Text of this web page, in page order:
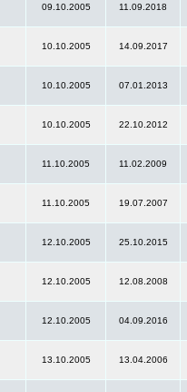
09.10.2005 11.09.2018
10.10.2005 14.09.2017
10.10.2005 07.01.2013
10.10.2005 22.10.2012
11.10.2005 11.02.2009
11.10.2005 19.07.2007
12.10.2005 25.10.2015
12.10.2005 12.08.2008
12.10.2005 04.09.2016
13.10.2005 13.04.2006